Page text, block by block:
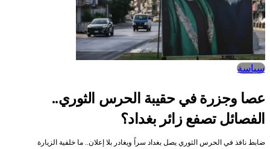
سياسة
عصا وجزرة في حقيبة الحرس الثوري..
الفصائل تصفع زائر بغداد؟
ضابط نافذ في الحرس الثوري يصل بغداد سراً ويغادر بلا إعلان.. ما خلفية الزيارة